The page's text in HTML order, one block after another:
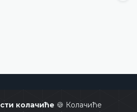
колачиће 🍪 Колачиће